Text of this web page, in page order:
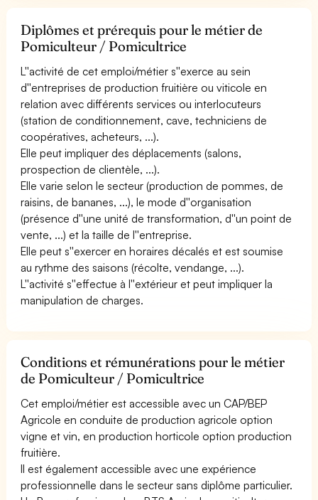
Diplômes et prérequis pour le métier de
Pomiculteur / Pomicultrice
L''activité de cet emploi/métier s''exerce au sein
d''entreprises de production fruitière ou viticole en
relation avec différents services ou interlocuteurs
(station de conditionnement, cave, techniciens de
coopératives, acheteurs, ...).
Elle peut impliquer des déplacements (salons,
prospection de clientèle, ...).
Elle varie selon le secteur (production de pommes, de
raisins, de bananes, ...), le mode d''organisation
(présence d''une unité de transformation, d''un point de
vente, ...) et la taille de l''entreprise.
Elle peut s''exercer en horaires décalés et est soumise
au rythme des saisons (récolte, vendange, ...).
L''activité s''effectue à l''extérieur et peut impliquer la
manipulation de charges.
Conditions et rémunérations pour le métier
de Pomiculteur / Pomicultrice
Cet emploi/métier est accessible avec un CAP/BEP
Agricole en conduite de production agricole option
vigne et vin, en production horticole option production
fruitière.
Il est également accessible avec une expérience
professionnelle dans le secteur sans diplôme particulier.